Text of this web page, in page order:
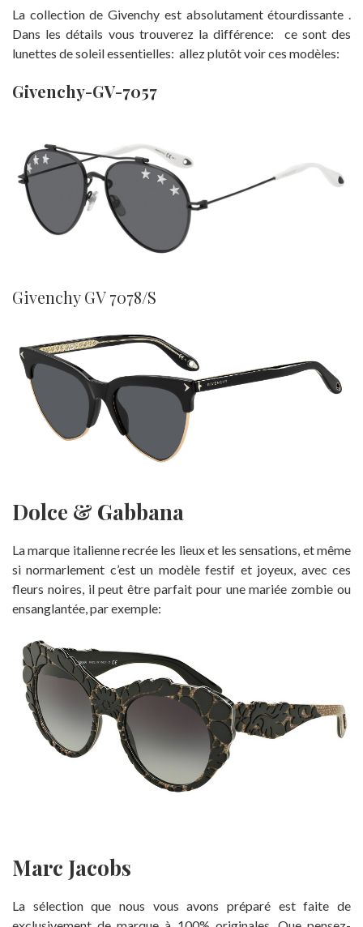
La collection de Givenchy est absolutament étourdissante .
Dans les détails vous trouverez la différence: ce sont des
lunettes de soleil essentielles: allez plutôt voir ces modèles:
Givenchy-GV-7057
Givenchy GV 7078/S
Dolce & Gabbana
La marque italienne recrée les lieux et les sensations, et même
si normarlement c’est un modèle festif et joyeux, avec ces
fleurs noires, il peut être parfait pour une mariée zombie ou
ensanglantée, par exemple:
Marc Jacobs
La sélection que nous vous avons préparé est faite de